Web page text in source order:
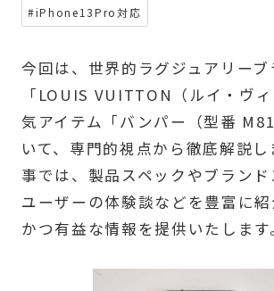
#iPhone13Pro対応
今回は、世界的ラグジュアリーブ
「LOUIS VUITTON（ルイ・ヴ
気アイテム「バンパー（型番
いて、専門的視点から徹底解説し
事では、製品スペックやブランド
ユーザーの体験談などを豊富に
かつ有益な情報を提供いたします